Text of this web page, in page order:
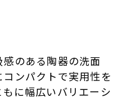
のある陶器の洗面
ンパクトで実用性を
に幅広いバリエーシ